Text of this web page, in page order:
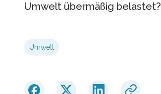
Umwelt übermäßig belastet?
Umwelt